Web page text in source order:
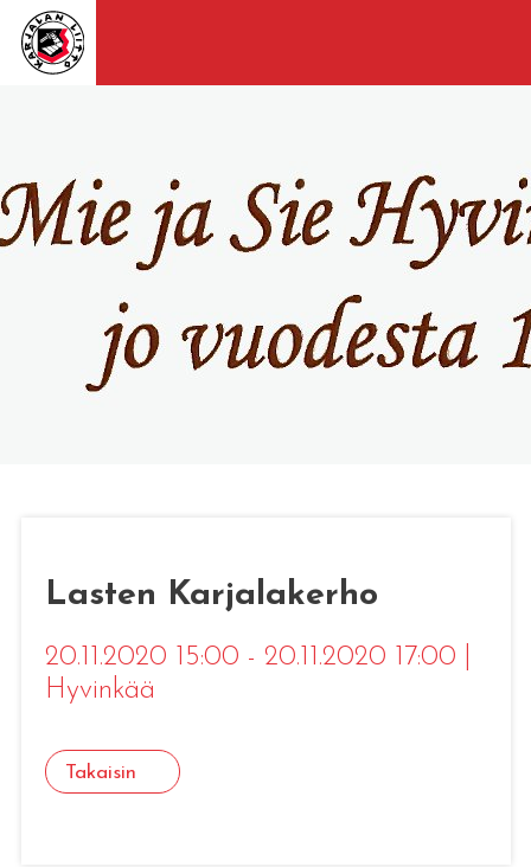
Lasten Karjalakerho
20.11.2020 15:00 - 20.11.2020 17:00
Hyvinkää
Takaisin